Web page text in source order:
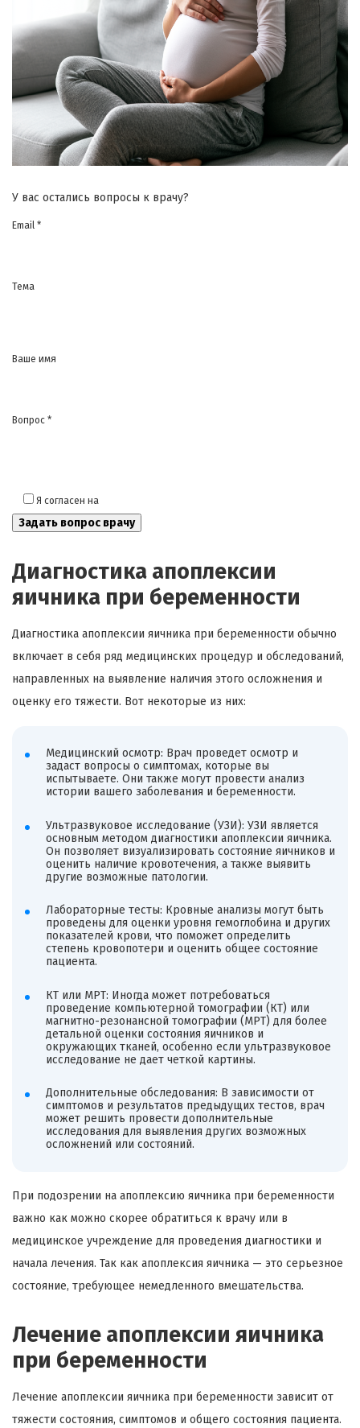
У вас остались вопросы к врачу?
Email *
Тема
Ваше имя
Вопрос *
Я согласен на
Диагностика апоплексии
яичника при беременности
Диагностика апоплексии яичника при беременности обычно
включает в себя ряд медицинских процедур и обследований,
направленных на выявление наличия этого осложнения и
оценку его тяжести. Вот некоторые из них:
Медицинский осмотр: Врач проведет осмотр и
задаст вопросы о симптомах, которые вы
испытываете. Они также могут провести анализ
истории вашего заболевания и беременности.
Ультразвуковое исследование (УЗИ): УЗИ является
основным методом диагностики апоплексии яичника.
Он позволяет визуализировать состояние яичников и
оценить наличие кровотечения, а также выявить
другие возможные патологии.
Лабораторные тесты: Кровные анализы могут быть
проведены для оценки уровня гемоглобина и других
показателей крови, что поможет определить
степень кровопотери и оценить общее состояние
пациента.
КТ или МРТ: Иногда может потребоваться
проведение компьютерной томографии (КТ) или
магнитно-резонансной томографии (МРТ) для более
детальной оценки состояния яичников и
окружающих тканей, особенно если ультразвуковое
исследование не дает четкой картины.
Дополнительные обследования: В зависимости от
симптомов и результатов предыдущих тестов, врач
может решить провести дополнительные
исследования для выявления других возможных
осложнений или состояний.
При подозрении на апоплексию яичника при беременности
важно как можно скорее обратиться к врачу или в
медицинское учреждение для проведения диагностики и
начала лечения. Так как апоплексия яичника — это серьезное
состояние, требующее немедленного вмешательства.
Лечение апоплексии яичника
при беременности
Лечение апоплексии яичника при беременности зависит от
тяжести состояния, симптомов и общего состояния пациента.